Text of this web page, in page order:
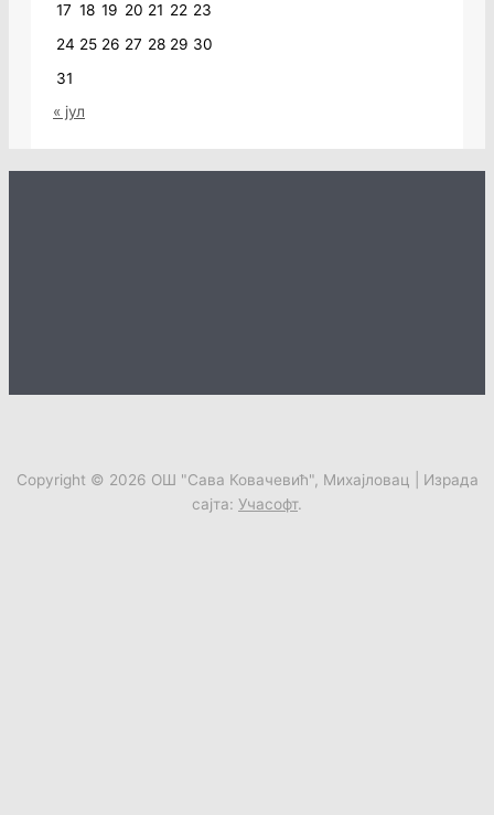
17 18 19 20 21 22 23
24 25 26 27 28 29 30
31
« јул
Copyright © 2026 ОШ "Сава Ковачевић", Михајловац | Израда
сајта: Учасофт.